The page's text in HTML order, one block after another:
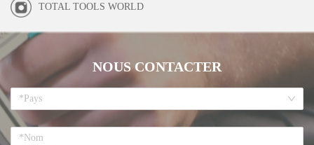
TOTAL TOOLS WORLD
NOUS CONTACTER
*Pays